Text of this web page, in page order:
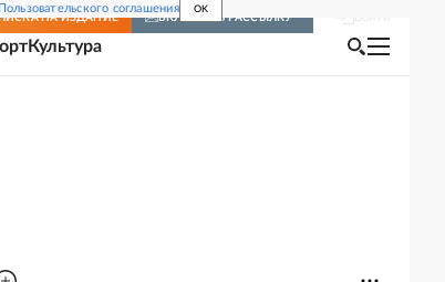
Пользовательского соглашения OK
НА ИЗДАНИЕ ВКЛЮЧИТЬ РАССЫЛКУ
Культура